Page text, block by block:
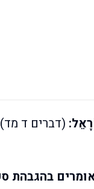
(דברים ד
בהגבהת